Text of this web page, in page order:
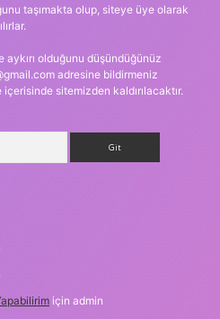
taşımakta olup, siteye üye olarak
olduğunu düşündüğünüz
adresine bildirmeniz
sitemizden kaldırılacaktır.
için admin